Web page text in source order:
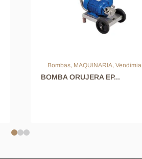
Bombas, MAQUINARIA, Vendimia
BOMBA ORUJERA EP...